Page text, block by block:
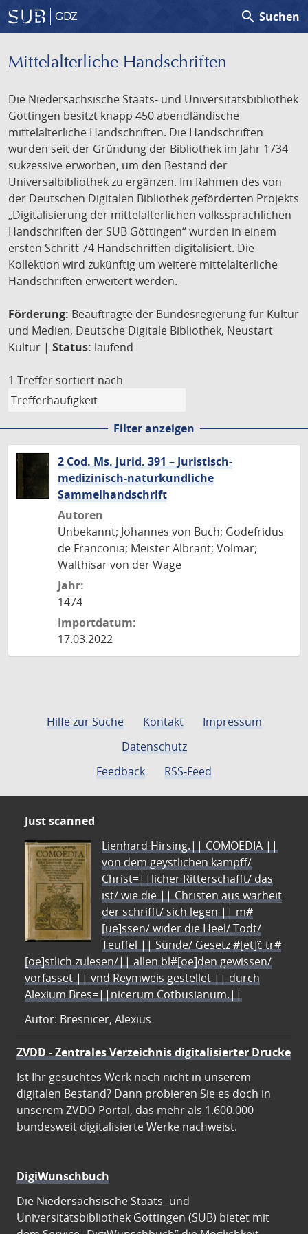
GDZ search Suchen
Mittelalterliche Handschriften
Die Niedersächsische Staats- und Universitätsbibliothek
Göttingen besitzt knapp 450 abendländische
mittelalterliche Handschriften. Die Handschriften
wurden seit der Gründung der Bibliothek im Jahr 1734
sukzessive erworben, um den Bestand der
Universalbibliothek zu ergänzen. Im Rahmen des von
der Deutschen Digitalen Bibliothek geförderten Projekts
„Digitalisierung der mittelalterlichen volkssprachlichen
Handschriften der SUB Göttingen“ wurden in einem
ersten Schritt 74 Handschriften digitalisiert. Die
Kollektion wird zukünftig um weitere mittelalterliche
Handschriften erweitert werden.
Förderung: Beauftragte der Bundesregierung für Kultur
und Medien, Deutsche Digitale Bibliothek, Neustart
Kultur | Status: laufend
1 Treffer sortiert nach
Filter anzeigen
2 Cod. Ms. jurid. 391 – Juristisch-
medizinisch-naturkundliche
Sammelhandschrift
Autoren
Unbekannt; Johannes von Buch; Godefridus
de Franconia; Meister Albrant; Volmar;
Walthisar von der Wage
Jahr:
1474
Importdatum:
17.03.2022
Hilfe zur Suche Kontakt
Impressum
Datenschutz
Feedback
RSS-Feed
Just scanned
Lienhard Hirsing.|| COMOEDIA ||
von dem geystlichen kampff/
Christ=||licher Ritterschafft/ das
ist/ wie die || Christen aus warheit
der schrifft/ sich legen || m#
[ue]ssen/ wider die Heel/ Todt/
Teuffel || Sünde/ Gesetz #[et]c̃ tr#
[oe]stlich zulesen/|| allen bl#[oe]den gewissen/
vorfasset || vnd Reymweis gestellet || durch
Alexium Bres=||nicerum Cotbusianum.||
Autor: Bresnicer, Alexius
ZVDD - Zentrales Verzeichnis digitalisierter Drucke
Ist Ihr gesuchtes Werk noch nicht in unserem
digitalen Bestand? Dann probieren Sie es doch in
unserem ZVDD Portal, das mehr als 1.600.000
bundesweit digitalisierte Werke nachweist.
DigiWunschbuch
Die Niedersächsische Staats- und
Universitätsbibliothek Göttingen (SUB) bietet mit